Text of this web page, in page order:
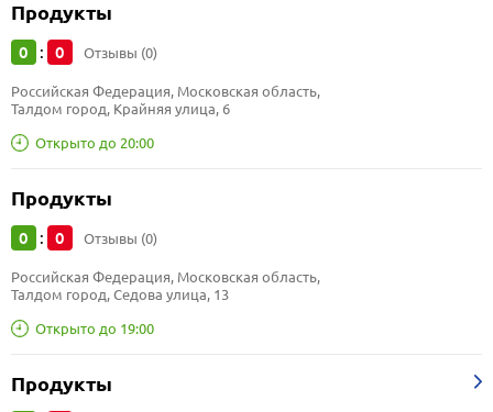
Продукты
0 : 0 Отзывы (0)
Открыто до 20:00
Российская Федерация, Московская область,
Талдом город, Крайняя улица, 6
Продукты
0 : 0 Отзывы (0)
Открыто до 19:00
Российская Федерация, Московская область,
Талдом город, Седова улица, 13
Продукты